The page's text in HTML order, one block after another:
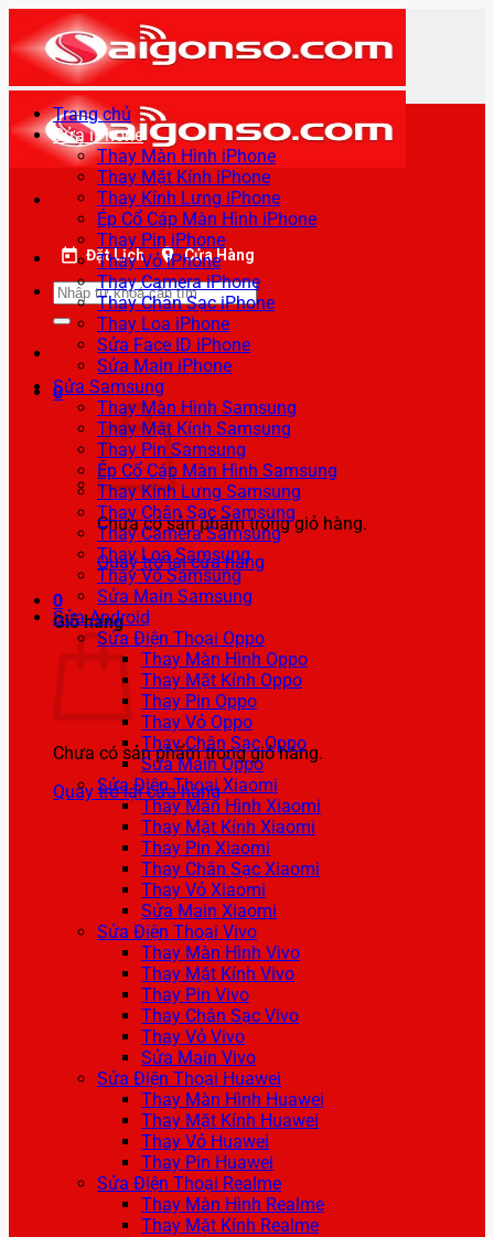
qua
nội
dung
Đặt Lịch Cửa Hàng
Tìm
kiếm:
0
Chưa có sản phẩm trong giỏ hàng.
Quay trở lại cửa hàng
0
Giỏ hàng
Chưa có sản phẩm trong giỏ hàng.
Quay trở lại cửa hàng
Trang chủ
Sửa iPhone
Thay Màn Hình iPhone
Thay Mặt Kính iPhone
Thay Kính Lưng iPhone
Ép Cổ Cáp Màn Hình iPhone
Thay Pin iPhone
Thay Vỏ iPhone
Thay Camera iPhone
Thay Chân Sạc iPhone
Thay Loa iPhone
Sửa Face ID iPhone
Sửa Main iPhone
Sửa Samsung
Thay Màn Hình Samsung
Thay Mặt Kính Samsung
Thay Pin Samsung
Ép Cổ Cáp Màn Hình Samsung
Thay Kính Lưng Samsung
Thay Chân Sạc Samsung
Thay Camera Samsung
Thay Loa Samsung
Thay Vỏ Samsung
Sửa Main Samsung
Sửa Android
Sửa Điện Thoại Oppo
Thay Màn Hình Oppo
Thay Mặt Kính Oppo
Thay Pin Oppo
Thay Vỏ Oppo
Thay Chân Sạc Oppo
Sửa Main Oppo
Sửa Điện Thoại Xiaomi
Thay Màn Hình Xiaomi
Thay Mặt Kính Xiaomi
Thay Pin Xiaomi
Thay Chân Sạc Xiaomi
Thay Vỏ Xiaomi
Sửa Main Xiaomi
Sửa Điện Thoại Vivo
Thay Màn Hình Vivo
Thay Mặt Kính Vivo
Thay Pin Vivo
Thay Chân Sạc Vivo
Thay Vỏ Vivo
Sửa Main Vivo
Sửa Điện Thoại Huawei
Thay Màn Hình Huawei
Thay Mặt Kính Huawei
Thay Vỏ Huawei
Thay Pin Huawei
Sửa Điện Thoại Realme
Thay Màn Hình Realme
Thay Mặt Kính Realme